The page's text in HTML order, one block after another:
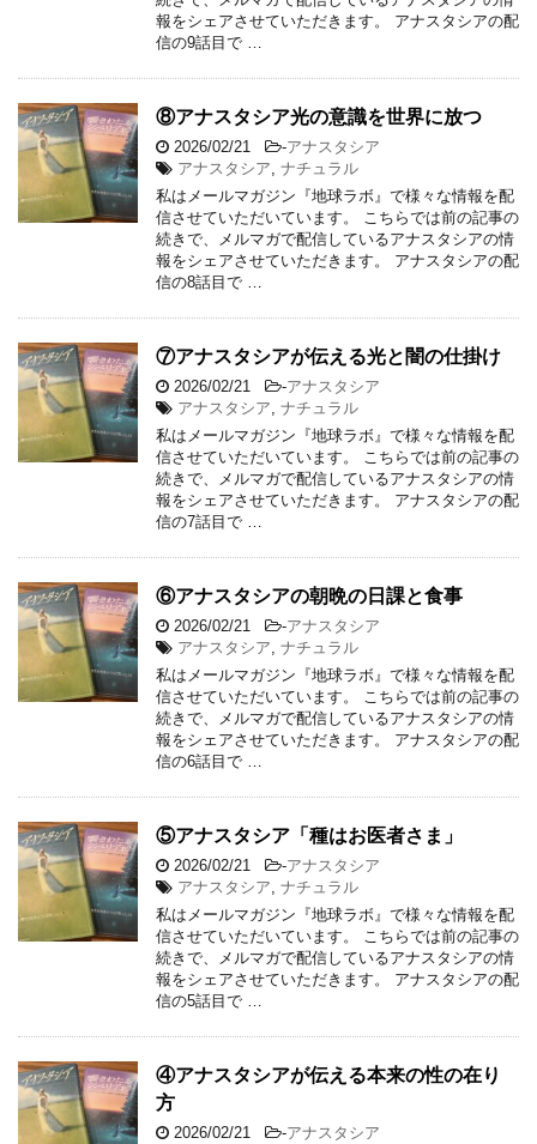
報をシェアさせていただきます。 アナスタシアの配
信の9話目で …
⑧アナスタシア光の意識を世界に放つ
2026/02/21 -アナスタシア
アナスタシア, ナチュラル
私はメールマガジン『地球ラボ』で様々な情報を配
信させていただいています。 こちらでは前の記事の
続きで、メルマガで配信しているアナスタシアの情
報をシェアさせていただきます。 アナスタシアの配
信の8話目で …
⑦アナスタシアが伝える光と闇の仕掛け
2026/02/21 -アナスタシア
アナスタシア, ナチュラル
私はメールマガジン『地球ラボ』で様々な情報を配
信させていただいています。 こちらでは前の記事の
続きで、メルマガで配信しているアナスタシアの情
報をシェアさせていただきます。 アナスタシアの配
信の7話目で …
⑥アナスタシアの朝晩の日課と食事
2026/02/21 -アナスタシア
アナスタシア, ナチュラル
私はメールマガジン『地球ラボ』で様々な情報を配
信させていただいています。 こちらでは前の記事の
続きで、メルマガで配信しているアナスタシアの情
報をシェアさせていただきます。 アナスタシアの配
信の6話目で …
⑤アナスタシア「種はお医者さま」
2026/02/21 -アナスタシア
アナスタシア, ナチュラル
私はメールマガジン『地球ラボ』で様々な情報を配
信させていただいています。 こちらでは前の記事の
続きで、メルマガで配信しているアナスタシアの情
報をシェアさせていただきます。 アナスタシアの配
信の5話目で …
④アナスタシアが伝える本来の性の在り
方
2026/02/21 -アナスタシア